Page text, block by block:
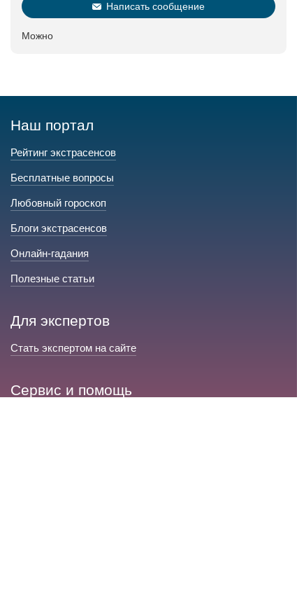
Написать сообщение
Можно
Наш портал
Рейтинг экстрасенсов
Бесплатные вопросы
Любовный гороскоп
Блоги экстрасенсов
Онлайн-гадания
Полезные статьи
Для экспертов
Стать экспертом на сайте
Сервис и помощь